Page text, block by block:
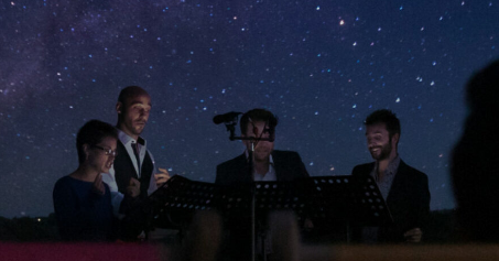
BÉNÉVOLAT
STAGES D’ÉTÉ
SÉJOUR MUSICAL
ARCHIVES
VENIR AU FESTIVAL
FAQ